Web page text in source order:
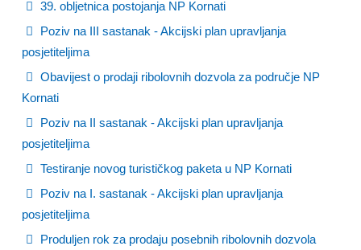
39. obljetnica postojanja NP Kornati
Poziv na III sastanak - Akcijski plan upravljanja
posjetiteljima
Obavijest o prodaji ribolovnih dozvola za područje NP
Kornati
Poziv na II sastanak - Akcijski plan upravljanja
posjetiteljima
Testiranje novog turističkog paketa u NP Kornati
Poziv na I. sastanak - Akcijski plan upravljanja
posjetiteljima
Produljen rok za prodaju posebnih ribolovnih dozvola